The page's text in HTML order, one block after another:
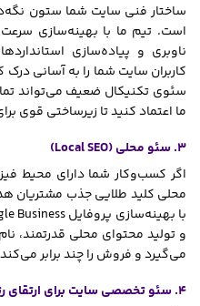
ساختار فنی سایت شما ستون
است. تیم ما با بهینه‌سازی سرعت
ناوبری و پیاده‌سازی
کاربران سایت شما را به آسانی
سئوی تکنیکال ضعیف می‌تواند
ما اعتماد کنید تا زیرساختی قوی
3. سئو محلی (Local SEO)
اگر کسب‌وکار شما دارای محیط
محلی کلید طلایی جذب مشتریان
و تولید محتوای محلی قدرتمند،
می‌گیرد و فروش را چند برابر
4. سئو تخصصی سایت برای ارتقای رتبه کسب و کار آنلاین